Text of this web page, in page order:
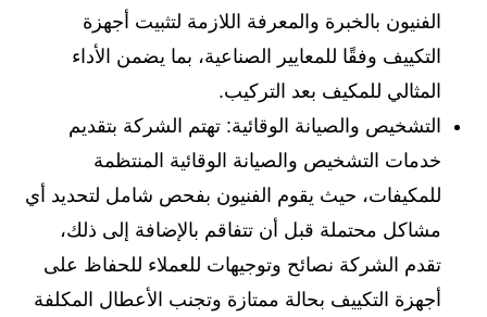
الفنيون بالخبرة والمعرفة اللازمة لتثبيت أجهزة
التكييف وفقًا للمعايير الصناعية، بما يضمن الأداء
المثالي للمكيف بعد التركيب.
التشخيص والصيانة الوقائية: تهتم الشركة بتقديم
خدمات التشخيص والصيانة الوقائية المنتظمة
للمكيفات، حيث يقوم الفنيون بفحص شامل لتحديد أي
مشاكل محتملة قبل أن تتفاقم بالإضافة إلى ذلك،
تقدم الشركة نصائح وتوجيهات للعملاء للحفاظ على
أجهزة التكييف بحالة ممتازة وتجنب الأعطال المكلفة